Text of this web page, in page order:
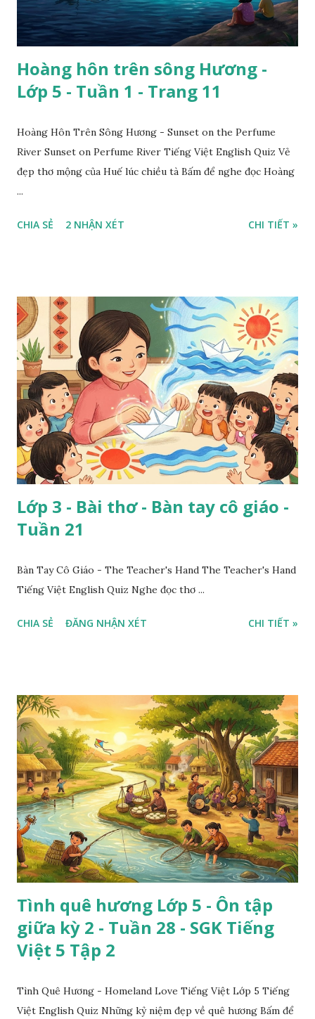
Hoàng hôn trên sông Hương -
Lớp 5 - Tuần 1 - Trang 11
Hoàng Hôn Trên Sông Hương - Sunset on the Perfume
River Sunset on Perfume River Tiếng Việt English Quiz Vẻ
đẹp thơ mộng của Huế lúc chiều tà Bấm để nghe đọc Hoàng
...
CHIA SẺ 2 NHẬN XÉT CHI TIẾT »
Lớp 3 - Bài thơ - Bàn tay cô giáo -
Tuần 21
Bàn Tay Cô Giáo - The Teacher's Hand The Teacher's Hand
Tiếng Việt English Quiz Nghe đọc thơ ...
CHIA SẺ ĐĂNG NHẬN XÉT CHI TIẾT »
Tình quê hương Lớp 5 - Ôn tập
giữa kỳ 2 - Tuần 28 - SGK Tiếng
Việt 5 Tập 2
Tình Quê Hương - Homeland Love Tiếng Việt Lớp 5 Tiếng
Việt English Quiz Những kỷ niệm đẹp về quê hương Bấm để